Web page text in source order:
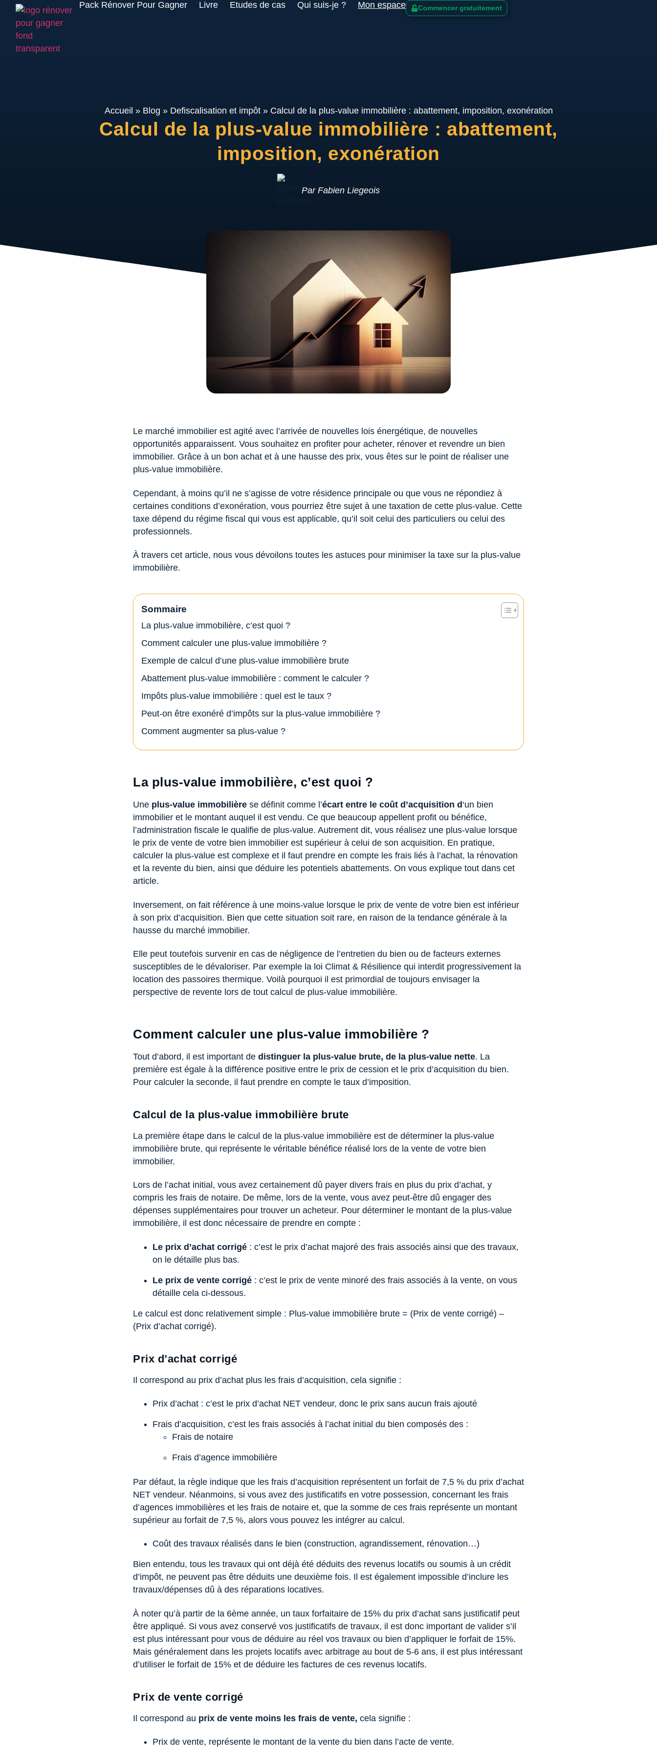
Pack Rénover Pour Gagner Livre Etudes de cas Qui suis-je ? Mon espace Commencer gratuitement
Accueil » Blog » Defiscalisation et impôt» Calcul de la plus-value immobilière : abattement, imposition, exonération
Calcul de la plus-value immobilière : abattement,
imposition, exonération
Par Fabien Liegeois
Le marché immobilier est agité avec l’arrivée de nouvelles lois énergétique, de nouvelles
opportunités apparaissent. Vous souhaitez en profiter pour acheter, rénover et revendre un bien
immobilier. Grâce à un bon achat et à une hausse des prix, vous êtes sur le point de réaliser une
plus-value immobilière.
Cependant, à moins qu’il ne s’agisse de votre résidence principale ou que vous ne répondiez à
certaines conditions d’exonération, vous pourriez être sujet à une taxation de cette plus-value. Cette
taxe dépend du régime fiscal qui vous est applicable, qu’il soit celui des particuliers ou celui des
professionnels.
À travers cet article, nous vous dévoilons toutes les astuces pour minimiser la taxe sur la plus-value
immobilière.
Sommaire
La plus-value immobilière, c’est quoi ?
Comment calculer une plus-value immobilière ?
Exemple de calcul d’une plus-value immobilière brute
Abattement plus-value immobilière : comment le calculer ?
Impôts plus-value immobilière : quel est le taux ?
Peut-on être exonéré d’impôts sur la plus-value immobilière ?
Comment augmenter sa plus-value ?
La plus-value immobilière, c’est quoi ?
Une plus-value immobilière se définit comme l’écart entre le coût d’acquisition d ‘un bien
immobilier et le montant auquel il est vendu. Ce que beaucoup appellent profit ou bénéfice,
l’administration fiscale le qualifie de plus-value. Autrement dit, vous réalisez une plus-value lorsque
le prix de vente de votre bien immobilier est supérieur à celui de son acquisition. En pratique,
calculer la plus-value est complexe et il faut prendre en compte les frais liés à l’achat, la rénovation
et la revente du bien, ainsi que déduire les potentiels abattements. On vous explique tout dans cet
article.
Inversement, on fait référence à une moins-value lorsque le prix de vente de votre bien est inférieur
à son prix d’acquisition. Bien que cette situation soit rare, en raison de la tendance générale à la
hausse du marché immobilier.
Elle peut toutefois survenir en cas de négligence de l’entretien du bien ou de facteurs externes
susceptibles de le dévaloriser. Par exemple la loi Climat & Résilience qui interdit progressivement la
location des passoires thermique. Voilà pourquoi il est primordial de toujours envisager la
perspective de revente lors de tout calcul de plus-value immobilière.
Comment calculer une plus-value immobilière ?
Tout d’abord, il est important de distinguer la plus-value brute, de la plus-value nette. La
première est égale à la différence positive entre le prix de cession et le prix d’acquisition du bien.
Pour calculer la seconde, il faut prendre en compte le taux d’imposition.
Calcul de la plus-value immobilière brute
La première étape dans le calcul de la plus-value immobilière est de déterminer la plus-value
immobilière brute, qui représente le véritable bénéfice réalisé lors de la vente de votre bien
immobilier.
Lors de l’achat initial, vous avez certainement dû payer divers frais en plus du prix d’achat, y
compris les frais de notaire. De même, lors de la vente, vous avez peut-être dû engager des
dépenses supplémentaires pour trouver un acheteur. Pour déterminer le montant de la plus-value
immobilière, il est donc nécessaire de prendre en compte :
Le prix d’achat corrigé : c’est le prix d’achat majoré des frais associés ainsi que des travaux,
on le détaille plus bas.
Le prix de vente corrigé : c’est le prix de vente minoré des frais associés à la vente, on vous
détaille cela ci-dessous.
Le calcul est donc relativement simple : Plus-value immobilière brute = (Prix de vente corrigé) –
(Prix d’achat corrigé).
Prix d’achat corrigé
Il correspond au prix d’achat plus les frais d’acquisition, cela signifie :
Prix d’achat : c’est le prix d’achat NET vendeur, donc le prix sans aucun frais ajouté
Frais d’acquisition, c’est les frais associés à l’achat initial du bien composés des :
Frais de notaire
Frais d’agence immobilière
Par défaut, la règle indique que les frais d’acquisition représentent un forfait de 7,5 % du prix d’achat
NET vendeur. Néanmoins, si vous avez des justificatifs en votre possession, concernant les frais
d’agences immobilières et les frais de notaire et, que la somme de ces frais représente un montant
supérieur au forfait de 7,5 %, alors vous pouvez les intégrer au calcul.
Coût des travaux réalisés dans le bien (construction, agrandissement, rénovation…)
Bien entendu, tous les travaux qui ont déjà été déduits des revenus locatifs ou soumis à un crédit
d’impôt, ne peuvent pas être déduits une deuxième fois. Il est également impossible d’inclure les
travaux/dépenses dû à des réparations locatives.
À noter qu’à partir de la 6ème année, un taux forfaitaire de 15% du prix d’achat sans justificatif peut
être appliqué. Si vous avez conservé vos justificatifs de travaux, il est donc important de valider s’il
est plus intéressant pour vous de déduire au réel vos travaux ou bien d’appliquer le forfait de 15%.
Mais généralement dans les projets locatifs avec arbitrage au bout de 5-6 ans, il est plus intéressant
d’utiliser le forfait de 15% et de déduire les factures de ces revenus locatifs.
Prix de vente corrigé
Il correspond au prix de vente moins les frais de vente, cela signifie :
Prix de vente, représente le montant de la vente du bien dans l’acte de vente.